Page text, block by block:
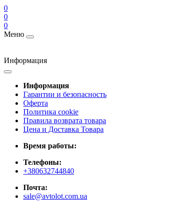
0
0
0
Меню
Информация
Информация
Гарантии и безопасность
Оферта
Политика cookie
Правила возврата товара
Цена и Доставка Товара
Время работы:
Телефоны:
+380632744840
Почта:
sale@avtolot.com.ua